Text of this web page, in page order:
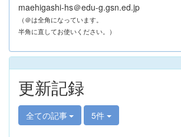
maehigashi-hs＠edu-g.gsn.ed.jp
（＠は全角になっています。
半角に直してお使いください。）
更新記録
全ての記事 5件